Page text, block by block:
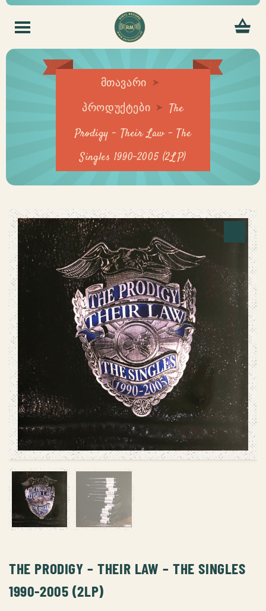
მთავარი
პროდუქტები
The
Prodigy – Their Law – The
Singles 1990-2005 (2LP)
THE PRODIGY – THEIR LAW – THE SINGLES
1990-2005 (2LP)